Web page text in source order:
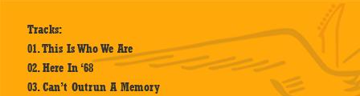
Tracks:
01. This Is Who We Are
02. Here In ‘68
03. Can’t Outrun A Memory